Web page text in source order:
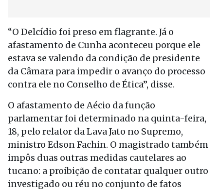
“O Delcídio foi preso em flagrante. Já o
afastamento de Cunha aconteceu porque ele
estava se valendo da condição de presidente
da Câmara para impedir o avanço do processo
contra ele no Conselho de Ética”, disse.
O afastamento de Aécio da função
parlamentar foi determinado na quinta-feira,
18, pelo relator da Lava Jato no Supremo,
ministro Edson Fachin. O magistrado também
impôs duas outras medidas cautelares ao
tucano: a proibição de contatar qualquer outro
investigado ou réu no conjunto de fatos